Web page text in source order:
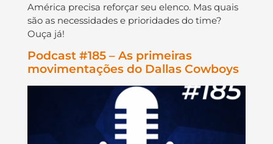
América precisa reforçar seu elenco. Mas quais
são as necessidades e prioridades do time?
Ouça já!
Podcast #185 – As primeiras
movimentações do Dallas Cowboys